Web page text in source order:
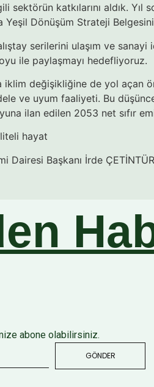
sektörün katkılarını aldık.
Yeşil Dönüşüm Strateji
serilerini ulaşım ve
ile paylaşmayı hedefliyoruz.
iklim değişikliğine de yol açan
ve uyum faaliyeti. Bu
ilan edilen 2053 net sıfır
hayat
Dairesi Başkanı İrde
abone olabilirsiniz.
GÖNDER